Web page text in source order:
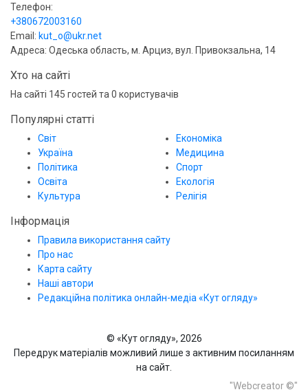
Телефон:
+380672003160
Email: kut_o@ukr.net
Адреса: Одеська область, м. Арциз, вул. Привокзальна, 14
Хто на сайті
На сайті 145 гостей та 0 користувачів
Популярні статті
Світ
Україна
Політика
Освіта
Культура
Економіка
Медицина
Спорт
Екологія
Релігія
Інформація
Правила використання сайту
Про нас
Карта сайту
Наші автори
Редакційна політика онлайн-медіа «Кут огляду»
© «Кут огляду», 2026
Передрук матеріалів можливий лише з активним посиланням
на сайт.
"Webcreator ©"